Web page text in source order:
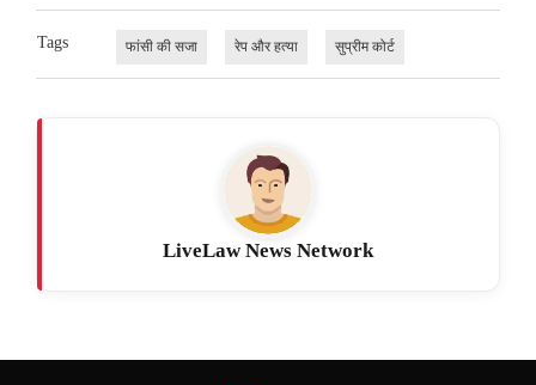
Tags फांसी की सजा रेप और हत्या सुप्रीम कोर्ट
LiveLaw News Network